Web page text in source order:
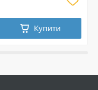
Купити